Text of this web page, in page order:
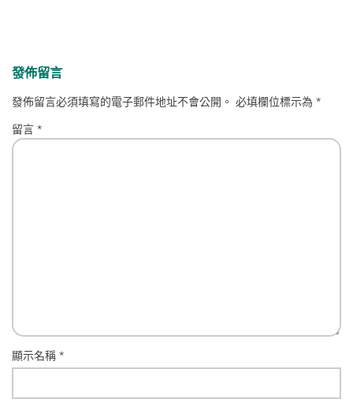
發佈留言
發佈留言必須填寫的電子郵件地址不會公開。 必填欄位標示為*
留言*
顯示名稱*